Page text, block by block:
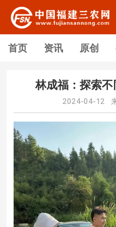
首页 资讯 原创
林成福：探索
2024-04-12